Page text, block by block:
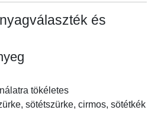
és
tökéletes
sötétszürke, cirmos, sötétkék